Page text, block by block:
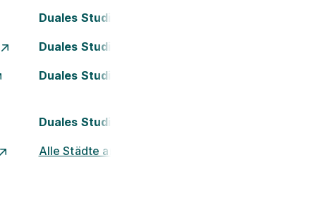
Duales Studium Darmstadt
Duales Studium Essen
Duales Studium Köln
Duales Studium Nürnberg
Alle Städte ansehen